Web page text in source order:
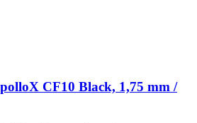
CF10 Black, 1,75 mm /